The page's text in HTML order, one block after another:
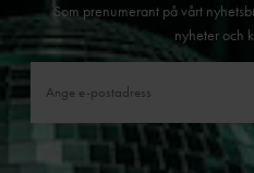
Som prenumerant på vårt
nyheter och